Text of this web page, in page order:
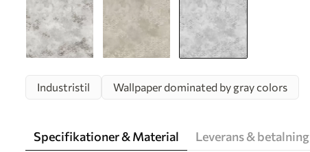
Industristil Wallpaper dominated by gray colors
Specifikationer & Material Leverans & betalning